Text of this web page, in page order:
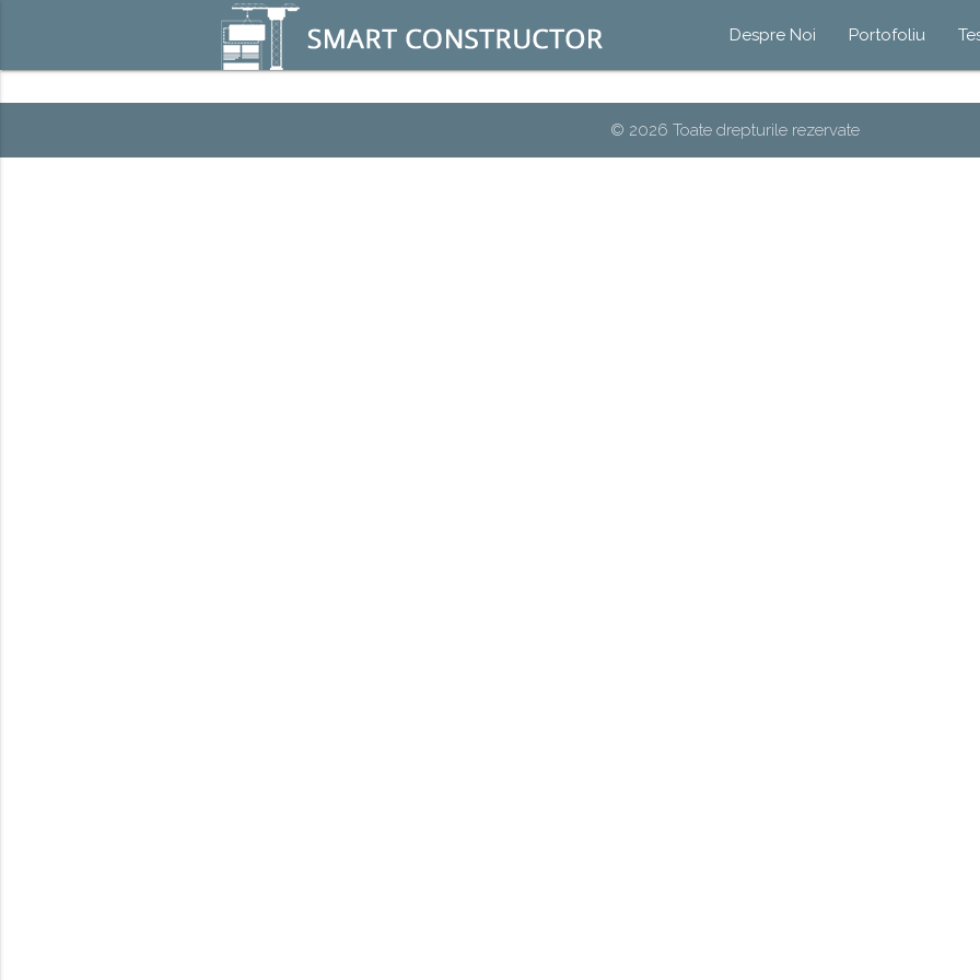
Despre Noi Portofoliu
© 2026 Toate drepturile rezervate